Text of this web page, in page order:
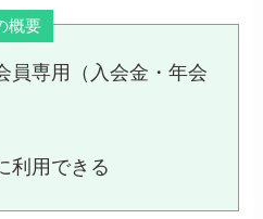
概要
員専用（入会金・年会
利用できる